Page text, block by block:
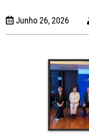
Junho 26, 2026